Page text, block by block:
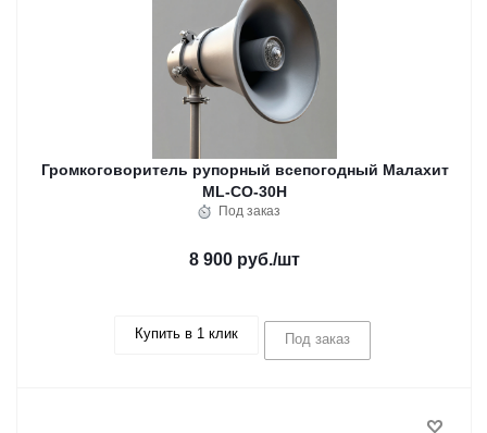
Громкоговоритель рупорный всепогодный Малахит
ML-CO-30H
Под заказ
8 900 руб./шт
Купить в 1 клик Под заказ